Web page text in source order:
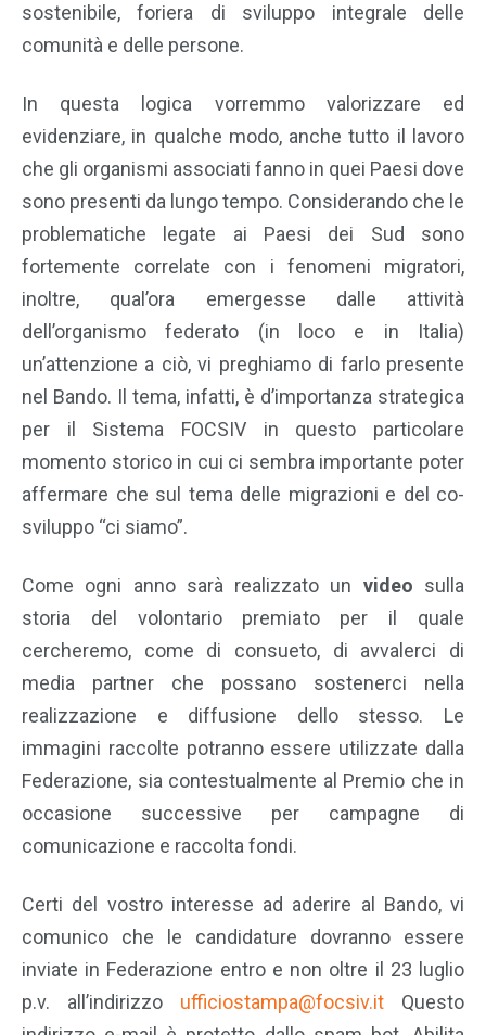
sostenibile, foriera di sviluppo integrale delle
comunità e delle persone.
In questa logica vorremmo valorizzare ed
evidenziare, in qualche modo, anche tutto il lavoro
che gli organismi associati fanno in quei Paesi dove
sono presenti da lungo tempo. Considerando che le
problematiche legate ai Paesi dei Sud sono
fortemente correlate con i fenomeni migratori,
inoltre, qual’ora emergesse dalle attività
dell’organismo federato (in loco e in Italia)
un’attenzione a ciò, vi preghiamo di farlo presente
nel Bando. Il tema, infatti, è d’importanza strategica
per il Sistema FOCSIV in questo particolare
momento storico in cui ci sembra importante poter
affermare che sul tema delle migrazioni e del co-
sviluppo “ci siamo”.
Come ogni anno sarà realizzato un video sulla
storia del volontario premiato per il quale
cercheremo, come di consueto, di avvalerci di
media partner che possano sostenerci nella
realizzazione e diffusione dello stesso. Le
immagini raccolte potranno essere utilizzate dalla
Federazione, sia contestualmente al Premio che in
occasione successive per campagne di
comunicazione e raccolta fondi.
Certi del vostro interesse ad aderire al Bando, vi
comunico che le candidature dovranno essere
inviate in Federazione entro e non oltre il 23 luglio
p.v. all’indirizzo ufficiostampa@focsiv.it
Questo